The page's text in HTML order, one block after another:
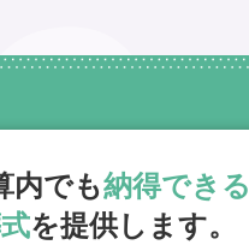
内でも納得できる
を提供します。